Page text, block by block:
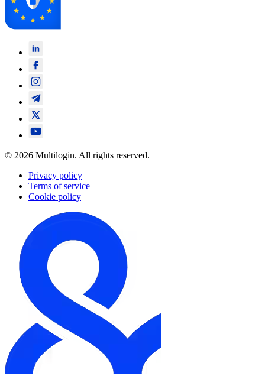
© 2026 Multilogin. All rights reserved.
Privacy policy
Terms of service
Cookie policy